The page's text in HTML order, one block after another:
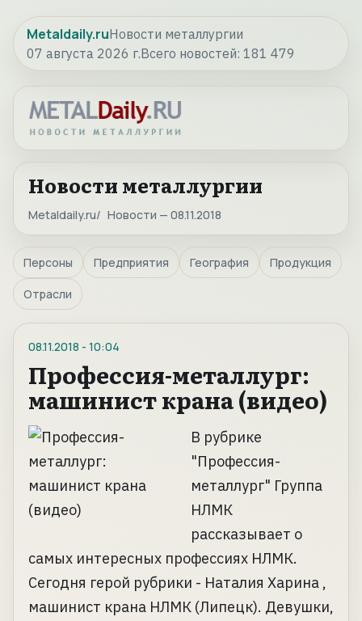
Metaldaily.ruНовости металлургии
07 августа 2026 г.Всего новостей: 181 479
Новости металлургии
Metaldaily.ru Новости — 08.11.2018
Персоны Предприятия География Продукция
Отрасли
08.11.2018 - 10:04
Профессия-металлург:
машинист крана (видео)
В рубрике
"Профессия-
металлург" Группа
НЛМК
рассказывает о
самых интересных профессиях НЛМК.
Сегодня герой рубрики - Наталия Харина ,
машинист крана НЛМК (Липецк). Девушки,